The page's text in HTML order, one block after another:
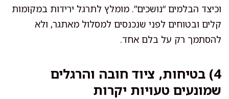
וכיצד הבלמים “נושכים”. מומלץ לתרגל ירידות במקומות
קלים ובטוחים לפני שנכנסים למסלול מאתגר, ולא
להסתמך רק על בלם אחד.
4) בטיחות, ציוד חובה והרגלים
שמונעים טעויות יקרות